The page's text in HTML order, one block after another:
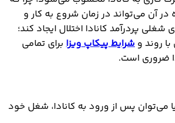
در آن می‌تواند در زمان شروع به کار و
پردرآمد کانادا اختلال ایجاد کند؛
روند و شرایط پیکاپ ویزا برای تمامی
ضروری است.
می‌توان پس از ورود به کانادا، شغل خود